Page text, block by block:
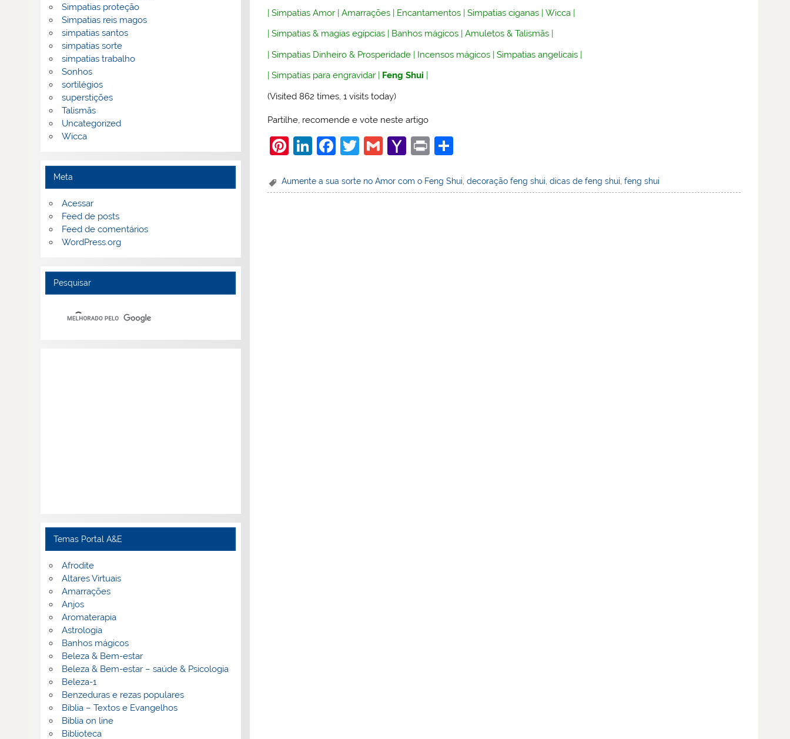
|Simpatias Amor |Amarrações | Encantamentos |Simpatias ciganas |Wicca |
|Simpatias & magias egípcias Banhos mágicos |Amuletos & Talismãs
|Simpatias Dinheiro & Prosperidade | Incensos mágicos |Simpatias angelicais |
|Simpatias para engravidar | Feng Shui |
(Visited 862 times, 1 visits today)
Partilhe, recomende e vote neste artigo
Pi
er
Li
k
F
c
T
itt
G
ai
Y
h
Pr
t
ar
Aumente a sua sorte no Amor com o Feng Shui,decoração feng shui,dicas de feng shui,feng shui
Simpatias proteção
Simpatias reis magos
simpatias santos
simpatias sorte
simpatias trabalho
Sonhos
sortilégios
superstições
Talismãs
Uncategorized
Wicca
Meta
Acessar
Feed de posts
Feed de comentários
WordPress.org
Pesquisar
Temas Portal A&E
Afrodite
Altares Virtuais
Amarrações
Anjos
Aromaterapia
Astrologia
Banhos mágicos
Beleza & Bem-estar
Beleza & Bem-estar – saúde & Psicologia
Beleza-1
Benzeduras e rezas populares
Bíblia – Textos e Evangelhos
Biblia on line
Biblioteca